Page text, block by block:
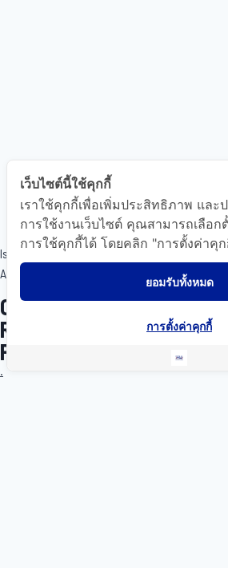
Is a registered travel agent with the Tourism
Authority of Thailand. TAT License No. 11/05997
Copyright © 2022-
Rights Reserved.
Powered By OkWebTour
.
เว็บไซต์นี้ใช้คุกกี้
เราใช้คุกกี้เพื่อเพิ่มประสิทธิภาพ แล
การใช้งานเว็บไซต์ คุณสามารถเลือ
การใช้คุกกี้ได้ โดยคลิก "การตั้งค่าคุ
ยอมรับทั้งหมด
การตั้งค่าคุกกี้